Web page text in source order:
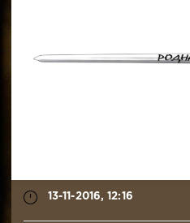
13-11-2016, 12:16